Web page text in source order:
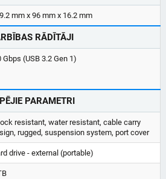
mm x 96 mm x 16.2 mm
RĀDĪTĀJI
Gbps (USB 3.2 Gen 1)
PARAMETRI
resistant, water resistant, cable carry
rugged, suspension system, port cover
drive - external (portable)